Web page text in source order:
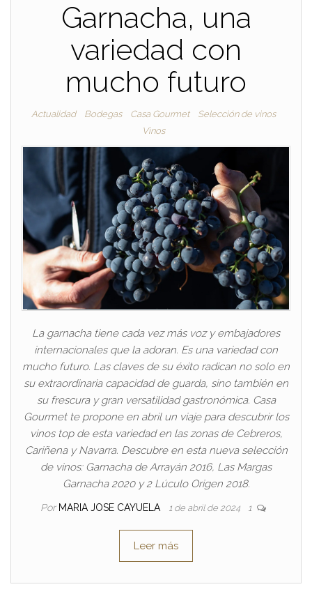
Garnacha, una
variedad con
mucho futuro
Actualidad Bodegas Casa Gourmet
Selección de vinos
Vinos
La garnacha tiene cada vez más voz y embajadores
internacionales que la adoran. Es una variedad con
mucho futuro. Las claves de su éxito radican no solo en
su extraordinaria capacidad de guarda, sino también en
su frescura y gran versatilidad gastronómica. Casa
Gourmet te propone en abril un viaje para descubrir los
vinos top de esta variedad en las zonas de Cebreros,
Cariñena y Navarra. Descubre en esta nueva selección
de vinos: Garnacha de Arrayán 2016, Las Margas
Garnacha 2020 y 2 Lúculo Origen 2018.
Por MARIA JOSE CAYUELA 1 de abril de 2024 1
Leer más